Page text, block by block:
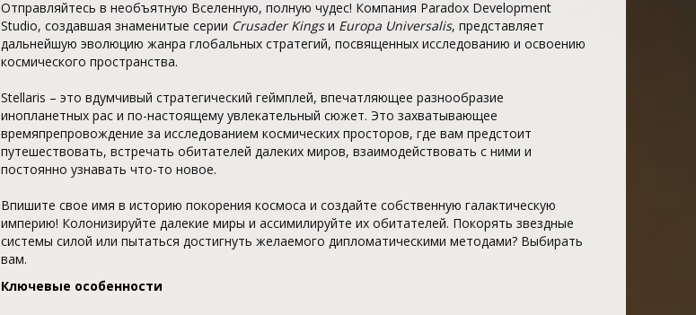
Отправляйтесь в необъятную Вселенную, полную чудес! Компания Paradox Development
Studio, создавшая знаменитые серии Crusader Kingsи Europa Universalis, представляет
дальнейшую эволюцию жанра глобальных стратегий, посвященных исследованию и освоению
космического пространства.
Stellaris – это вдумчивый стратегический геймплей, впечатляющее разнообразие
инопланетных рас и по-настоящему увлекательный сюжет. Это захватывающее
времяпрепровождение за исследованием космических просторов, где вам предстоит
путешествовать, встречать обитателей далеких миров, взаимодействовать с ними и
постоянно узнавать что-то новое.
Впишите свое имя в историю покорения космоса и создайте собственную галактическую
империю! Колонизируйте далекие миры и ассимилируйте их обитателей. Покорять звездные
системы силой или пытаться достигнуть желаемого дипломатическими методами? Выбирать
вам.
Ключевые особенности